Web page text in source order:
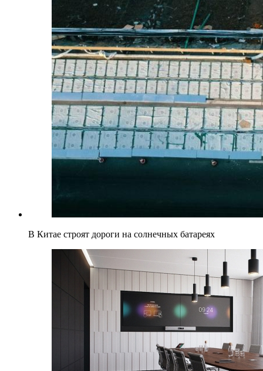
В Китае строят дороги на солнечных батареях